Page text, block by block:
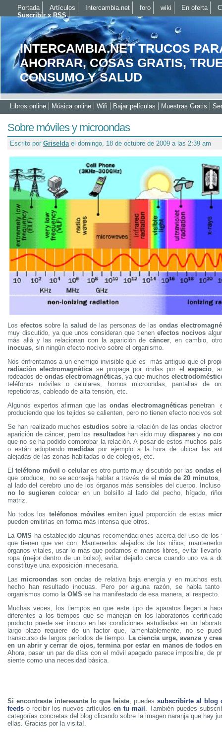
INTERCAMBIA.NET TRUCOS
AHORRAR, COSAS GRATIS,
CONSUMO Y SALUD
Libros online Música online Wifi Bajar películas Muestras Gratis
Sobre móviles y microondas
Escrito por Griseldael domingo, 18 de octubre de 2009 a las 2:39 am
Losefectossobre lasalud de las personas de lasondas
muy discutido, ya que unos consideran que tienen efectos nocivos
más allá y las relacionan con la aparición decáncer, en cambio,
inocuas, sin ningún efecto nocivo sobre el organismo.
Nos enfrentamos a un enemigo invisible que es más antiguo que el
radiación electromagnética se propaga por ondas por el espacio,
rodeados deondas electromagnéticas, ya que muchos
teléfonos móviles o celulares, hornos microondas, pantallas de
repetidoras, cableado de alta tensión, etc.
Algunos expertos afirman que lasondas electromagnéticaspenetran
produciendo que los tejidos se calienten, pero no tienen efecto nocivos
Se han realizado muchos estudios sobre la relación de las ondas
aparición de cáncer, pero los resultadoshan sido muy disparesy no
que no se ha podido comprobar la relación. A pesar de estos muchos
o están adoptandomedidas por ejemplo a la hora de ubicar las
alejadas de las zonas habitadas o de colegios, etc.
Elteléfono móvil o celulares otro punto muy discutido por las ondas
que produce, no se aconseja hablar a través de el más de 20 minutos,
al lado del cerebro uno de los órganos más sensibles del cuerpo.
no lo sugieren colocar en un bolsillo al lado del pecho, hígado,
matriz.
No todos los teléfonos móvilesemiten igual proporción de estas
pueden emitirlas en forma más intensa que otros.
La OMS ha establecido algunas recomendaciones acerca del uso de los
que tienen que ver con: Mantenerlos alejados de los niños,
órganos vitales, usar lo más que podamos el manos libres, evitar
ropa (mejor dentro de un bolso), evitar dejarlo cerca cuando uno va a
constituye una exposición innecesaria.
Las microondas son ondas de relativa baja energía y en muchos
hecho han resultado inocuas. Pero por alguna razón, se habla
organismos como la OMS se ha manifestado de esa manera, al respecto.
Muchas veces, los tiempos en que este tipo de aparatos llegan a
diferentes a los tiempos que se manejan en los laboratorios
producto puede ser inocuo en las condiciones estudiadas en un
largo plazo requiere de un factor que, lamentablemente, no se
transcurso de largos períodos de tiempo. La ciencia urge, avanza y
en un abrir y cerrar de ojos, termina por estar en manos de todos
Ahora, pasar un par de días con el móvil apagado parece imposible, de
siente como una necesidad básica.
Si encontraste interesante lo que leíste, puedessubscribirte al blog
feeds o recibir los nuevos artículosen tu mail . También puedes
categorías concretas del blog clicando sobre la imagen naranja que hay
ellas. Gracias por la visita!.
Portada Artículos Intercambia.net foro wiki En oferta
Suscribir x RSS